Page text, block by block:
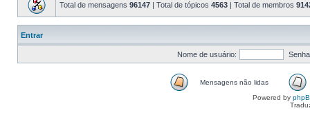
Total de mensagens 96147 | Total de tópicos 4563 | Total de membros
Entrar
Nome de usuário:
Mensagens não lidas
Powered by